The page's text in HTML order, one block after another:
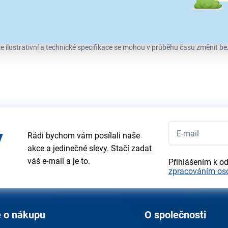
ilustrativní a technické specifikace se mohou v průběhu času změnit
Rádi bychom vám posílali naše
akce a jedinečné slevy. Stačí zadat
váš e-mail a je to.
Přihlášením k
zpracováním
o nákupu O společnosti